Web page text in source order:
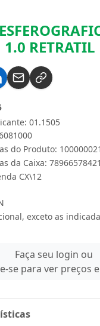
1.0
01.1505
do Produto:
da Caixa:
CX\12
exceto as
Faça seu login ou
se para ver preços